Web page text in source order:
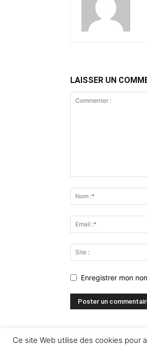
LAISSER UN
Enregistrer mon
Ce site Web utilise des cookies pour